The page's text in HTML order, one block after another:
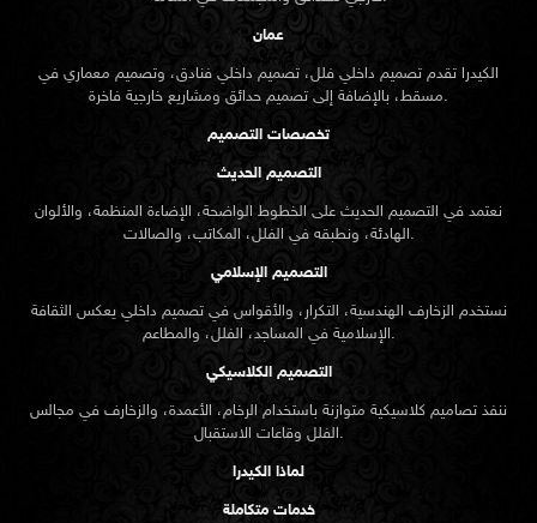
عمان
الكيدرا تقدم تصميم داخلي فلل، تصميم داخلي فنادق، وتصميم معماري في
مسقط، بالإضافة إلى تصميم حدائق ومشاريع خارجية فاخرة.
تخصصات التصميم
التصميم الحديث
نعتمد في التصميم الحديث على الخطوط الواضحة، الإضاءة المنظمة، والألوان
الهادئة، ونطبقه في الفلل، المكاتب، والصالات.
التصميم الإسلامي
نستخدم الزخارف الهندسية، التكرار، والأقواس في تصميم داخلي يعكس الثقافة
الإسلامية في المساجد، الفلل، والمطاعم.
التصميم الكلاسيكي
ننفذ تصاميم كلاسيكية متوازنة باستخدام الرخام، الأعمدة، والزخارف في مجالس
الفلل وقاعات الاستقبال.
لماذا الكيدرا
خدمات متكاملة